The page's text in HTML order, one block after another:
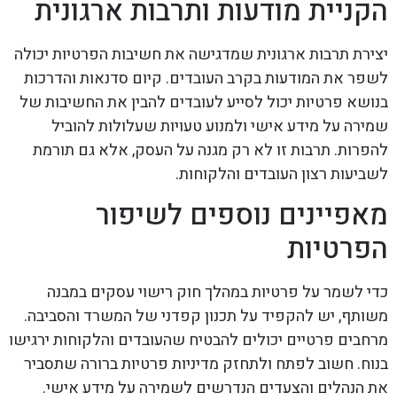
הקניית מודעות ותרבות ארגונית
יצירת תרבות ארגונית שמדגישה את חשיבות הפרטיות יכולה
לשפר את המודעות בקרב העובדים. קיום סדנאות והדרכות
בנושא פרטיות יכול לסייע לעובדים להבין את החשיבות של
שמירה על מידע אישי ולמנוע טעויות שעלולות להוביל
להפרות. תרבות זו לא רק מגנה על העסק, אלא גם תורמת
לשביעות רצון העובדים והלקוחות.
מאפיינים נוספים לשיפור
הפרטיות
כדי לשמר על פרטיות במהלך חוק רישוי עסקים במבנה
משותף, יש להקפיד על תכנון קפדני של המשרד והסביבה.
מרחבים פרטיים יכולים להבטיח שהעובדים והלקוחות ירגישו
בנוח. חשוב לפתח ולתחזק מדיניות פרטיות ברורה שתסביר
את הנהלים והצעדים הנדרשים לשמירה על מידע אישי.